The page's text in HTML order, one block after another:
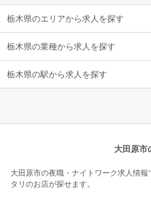
栃木県のエリアから求人を探す
栃木県の業種から求人を探す
栃木県の駅から求人を探す
大田原市
大田原市の夜職・ナイトワーク求人情
タリのお店が探せます。